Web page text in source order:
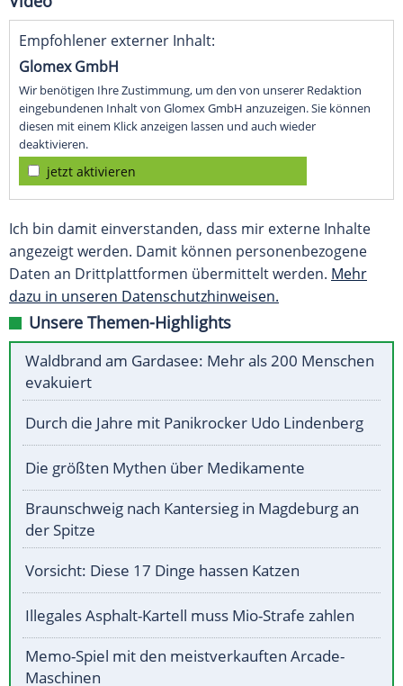
Empfohlener externer Inhalt:
Glomex GmbH
Wir benötigen Ihre Zustimmung, um den von unserer Redaktion
eingebundenen Inhalt von Glomex GmbH anzuzeigen. Sie können
diesen mit einem Klick anzeigen lassen und auch wieder
deaktivieren.
jetzt aktivieren
Ich bin damit einverstanden, dass mir externe Inhalte
angezeigt werden. Damit können personenbezogene
Daten an Drittplattformen übermittelt werden. Mehr
dazu in unseren Datenschutzhinweisen.
Unsere Themen-Highlights
Waldbrand am Gardasee: Mehr als 200 Menschen
evakuiert
Durch die Jahre mit Panikrocker Udo Lindenberg
Die größten Mythen über Medikamente
Braunschweig nach Kantersieg in Magdeburg an
der Spitze
Vorsicht: Diese 17 Dinge hassen Katzen
Illegales Asphalt-Kartell muss Mio-Strafe zahlen
Memo-Spiel mit den meistverkauften Arcade-
Maschinen